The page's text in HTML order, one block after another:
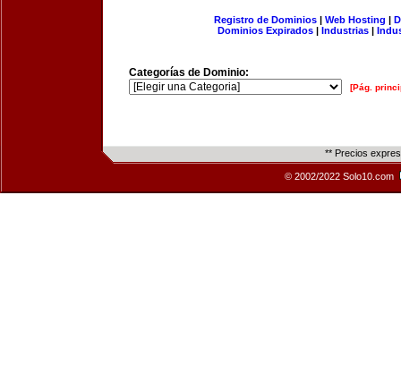
Registro de Dominios| Web Hosting |
Dominios Expirados | Industrias |
Categorías de Dominio:
[Pág.
** Precios
© 2002/2022 Solo10.com